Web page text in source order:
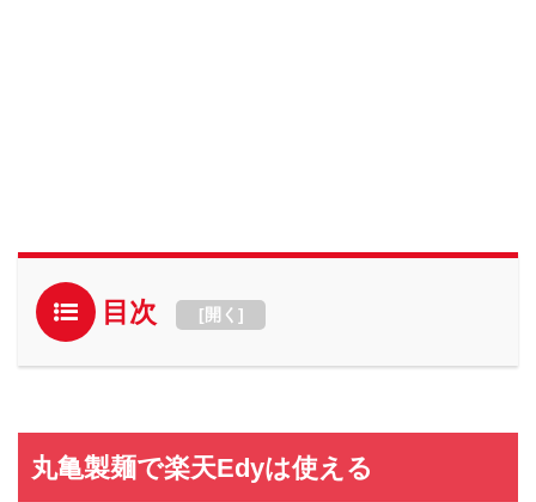
目次 [開く ]
丸亀製麺で楽天Edyは使える